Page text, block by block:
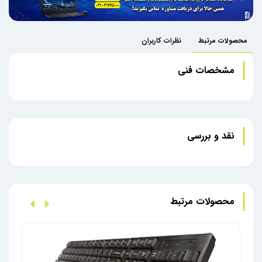
محصولات مرتبط نظرات کاربران
مشخصات فنی
نقد و بررسی
محصولات مرتبط